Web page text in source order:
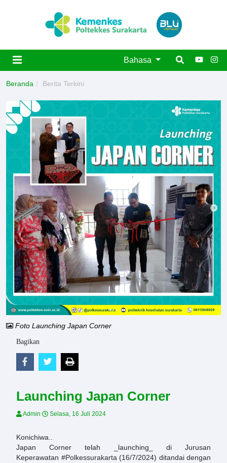
Bahasa
Beranda Berita Terkini
Foto Launching Japan Corner
Bagikan
Launching Japan Corner
Admin Selasa, 16 Juli 2024
Konichiwa..
Japan Corner telah _launching_ di Jurusan
Keperawatan #Polkessurakarta (16/7/2024) ditandai dengan